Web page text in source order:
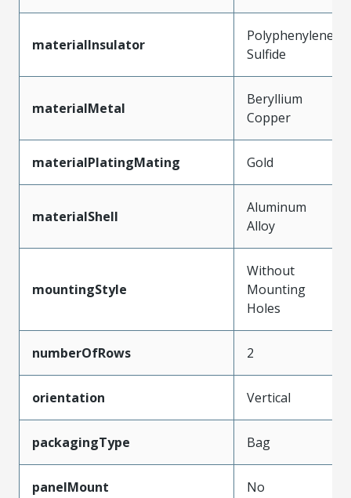
materialInsulator
Polyphenylene
Sulfide
materialMetal
Beryllium
Copper
materialPlatingMating Gold
materialShell
Aluminum
Alloy
mountingStyle
Without
Mounting
Holes
numberOfRows 2
orientation Vertical
packagingType Bag
panelMount No